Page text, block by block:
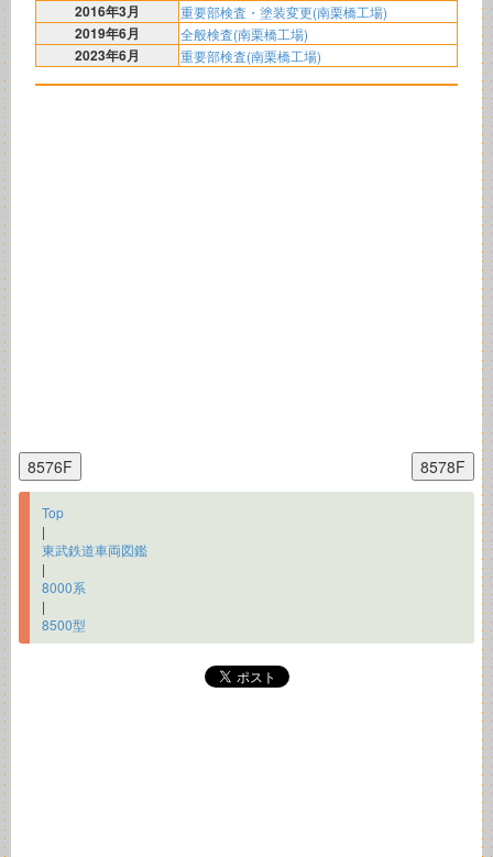
2016年3月 重要部検査・塗装変更(南栗橋工場)
2019年6月 全般検査(南栗橋工場)
2023年6月 重要部検査(南栗橋工場)
Top
|
東武鉄道車両図鑑
|
8000系
|
8500型